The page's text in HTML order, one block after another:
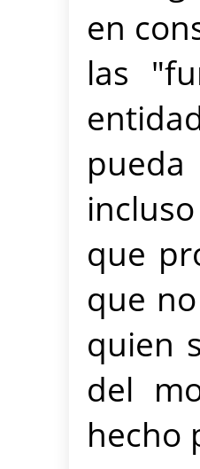
en
las
que
que
quien
del
hecho